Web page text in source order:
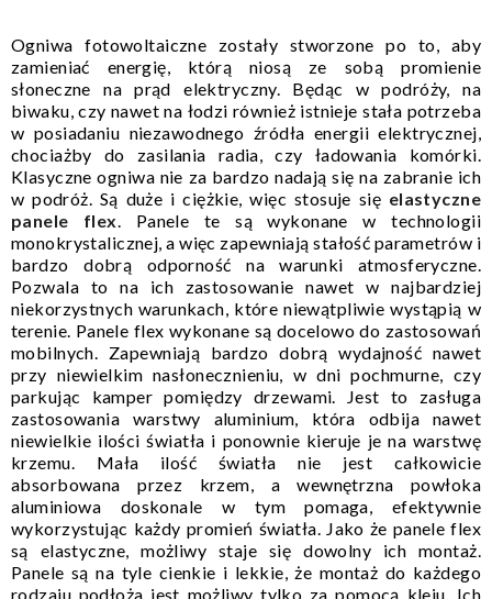
Ogniwa fotowoltaiczne zostały stworzone po to, aby
zamieniać energię, którą niosą ze sobą promienie
słoneczne na prąd elektryczny. Będąc w podróży, na
biwaku, czy nawet na łodzi również istnieje stała potrzeba
w posiadaniu niezawodnego źródła energii elektrycznej,
chociażby do zasilania radia, czy ładowania komórki.
Klasyczne ogniwa nie za bardzo nadają się na zabranie ich
w podróż. Są duże i ciężkie, więc stosuje się elastyczne
panele flex. Panele te są wykonane w technologii
monokrystalicznej, a więc zapewniają stałość parametrów i
bardzo dobrą odporność na warunki atmosferyczne.
Pozwala to na ich zastosowanie nawet w najbardziej
niekorzystnych warunkach, które niewątpliwie wystąpią w
terenie. Panele flex wykonane są docelowo do zastosowań
mobilnych. Zapewniają bardzo dobrą wydajność nawet
przy niewielkim nasłonecznieniu, w dni pochmurne, czy
parkując kamper pomiędzy drzewami. Jest to zasługa
zastosowania warstwy aluminium, która odbija nawet
niewielkie ilości światła i ponownie kieruje je na warstwę
krzemu. Mała ilość światła nie jest całkowicie
absorbowana przez krzem, a wewnętrzna powłoka
aluminiowa doskonale w tym pomaga, efektywnie
wykorzystując każdy promień światła. Jako że panele flex
są elastyczne, możliwy staje się dowolny ich montaż.
Panele są na tyle cienkie i lekkie, że montaż do każdego
rodzaju podłoża jest możliwy tylko za pomocą kleju. Ich